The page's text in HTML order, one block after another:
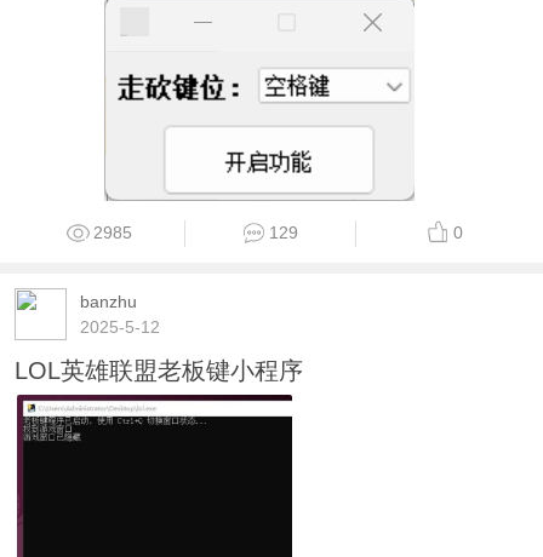
2985 129 0
banzhu
2025-5-12
LOL英雄联盟老板键小程序